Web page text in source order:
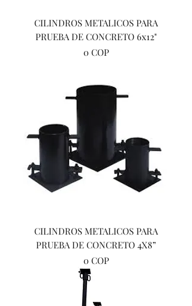
CILINDROS METALICOS PARA
PRUEBA DE CONCRETO 6x12"
Precio
0 COP
CILINDROS METALICOS PARA
PRUEBA DE CONCRETO 4X8”
Precio
0 COP